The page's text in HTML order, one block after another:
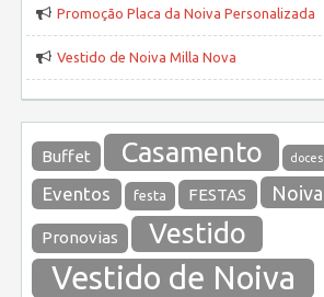
Promoção Placa da Noiva Personalizada
Vestido de Noiva Milla Nova
Buffet Casamento doces
Eventos festa FESTAS Noiva
Pronovias Vestido
Vestido de Noiva